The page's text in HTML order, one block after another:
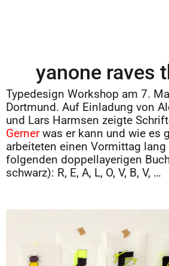
yanone raves
Typedesign Workshop am 7.
Dortmund. Auf Einladung von
und Lars Harmsen zeigte
Gernerwas er kann und wie es
arbeiteten einen Vormittag lang
folgenden doppellayerigen
schwarz): R, E, A, L, O, V, B, V, …